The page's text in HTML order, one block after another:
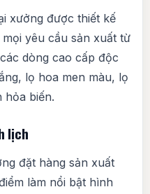
xưởng được thiết kế
yêu cầu sản xuất từ
dòng cao cấp độc
lọ hoa men màu, lọ
hỏa biến.
lịch
đặt hàng sản xuất
làm nổi bật hình